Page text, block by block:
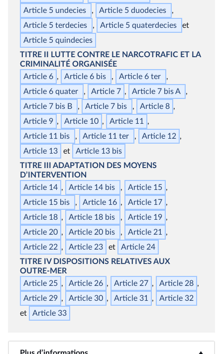
Article 5 undecies Article 5 duodecies
Article 5 terdecies Article 5 quaterdecies
Article 5 quindecies
TITRE II
LUTTE CONTRE LE NARCOTRAFIC ET LA
CRIMINALITÉ ORGANISÉE
Article 6
Article 6 bis Article 6 ter
Article 6 quater Article 7 Article 7 bisA
Article 7 bis B Article 7 bis
Article 8
Article 9
Article 10
Article 11
Article 11
bis Article 11 ter
Article 12
Article 13
Article 13 bis
TITRE III
ADAPTATION DES MOYENS
D’INTERVENTION
Article 14
Article 14 bis
Article 15
Article 15 bis Article 16
Article 17
Article 18
Article 18 bis
Article 19
Article 20
Article 20 bis
Article 21
Article 22
Article 23
Article 24
TITRE IV DISPOSITIONS RELATIVES AUX
OUTRE‑ MER
Article 25
Article 26 Article 27
Article 28
Article 29
Article 30 Article 31
Article 32
Article 33